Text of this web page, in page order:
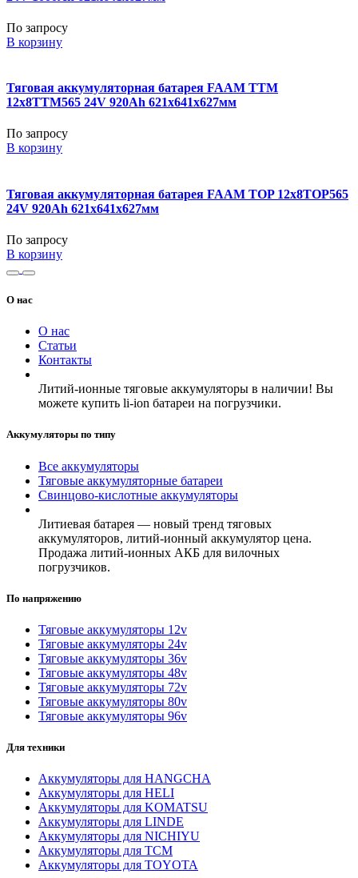
По запросу
В корзину
Тяговая аккумуляторная батарея FAAM TTM
12x8TTM565 24V 920Ah 621x641x627мм
По запросу
В корзину
Тяговая аккумуляторная батарея FAAM TOP 12x8TOP565
24V 920Ah 621x641x627мм
По запросу
В корзину
О нас
О нас
Статьи
Контакты
Литий-ионные тяговые аккумуляторы в наличии! Вы
можете купить li-ion батареи на погрузчики.
Аккумуляторы по типу
Все аккумуляторы
Тяговые аккумуляторные батареи
Свинцово-кислотные аккумуляторы
Литиевая батарея — новый тренд тяговых
аккумуляторов, литий-ионный аккумулятор цена.
Продажа литий-ионных АКБ для вилочных
погрузчиков.
По напряжению
Тяговые аккумуляторы 12v
Тяговые аккумуляторы 24v
Тяговые аккумуляторы 36v
Тяговые аккумуляторы 48v
Тяговые аккумуляторы 72v
Тяговые аккумуляторы 80v
Тяговые аккумуляторы 96v
Для техники
Аккумуляторы для HANGCHA
Аккумуляторы для HELI
Аккумуляторы для KOMATSU
Аккумуляторы для LINDE
Аккумуляторы для NICHIYU
Аккумуляторы для TCM
Аккумуляторы для TOYOTA